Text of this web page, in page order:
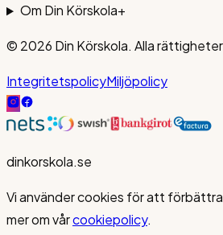
Om Din Körskola+
© 2026 Din Körskola. Alla
IntegritetspolicyMiljöpolicy
dinkorskola.se
Vi använder cookies för att
mer om vårcookiepolicy.